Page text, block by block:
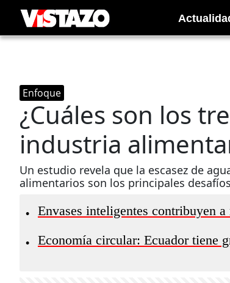
Enfoque
¿Cuáles son los
industria
Un estudio revela que la escasez de
alimentarios son los principales
• Envases inteligentes contribuyen
• Economía circular: Ecuador tiene